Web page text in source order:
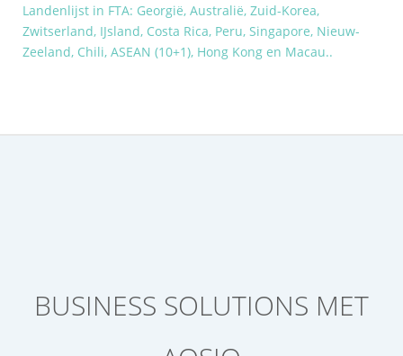
Landenlijst in FTA: Georgië, Australië, Zuid-Korea,
Zwitserland, IJsland, Costa Rica, Peru, Singapore, Nieuw-
Zeeland, Chili, ASEAN (10+1), Hong Kong en Macau..
BUSINESS SOLUTIONS MET